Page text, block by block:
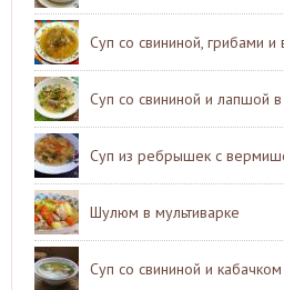
Суп со свининой, грибами
Суп со свининой и лапшой в
Суп из ребрышек с
Шулюм в мультиварке
Суп со свининой и кабачком